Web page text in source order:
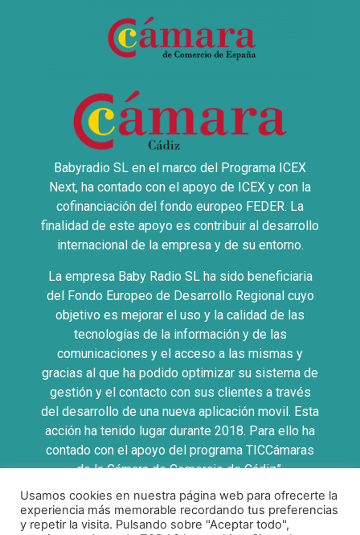
Babyradio SL en el marco del Programa ICEX
Next, ha contado con el apoyo de ICEX y con la
cofinanciación del fondo europeo FEDER. La
finalidad de este apoyo es contribuir al desarrollo
internacional de la empresa y de su entorno.
La empresa Baby Radio SL ha sido beneficiaria
del Fondo Europeo de Desarrollo Regional cuyo
objetivo es mejorar el uso y la calidad de las
tecnologías de la información y de las
comunicaciones y el acceso a las mismas y
gracias al que ha podido optimizar su sistema de
gestión y el contacto con sus clientes a través
del desarrollo de una nueva aplicación movil. Esta
acción ha tenido lugar durante 2018. Para ello ha
contado con el apoyo del programa TICCámaras
de la Cámara de Comercio de Cádiz”.
UNA MANERA DE HACER EUROPA
Usamos cookies en nuestra página web para ofrecerte la
experiencia más memorable recordando tus preferencias
y repetir la visita. Pulsando sobre "Aceptar todo",